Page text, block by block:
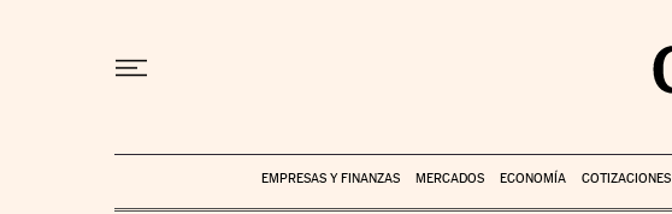
EMPRESAS Y FINANZAS MERCADOS ECONOMÍA COTIZACIONES